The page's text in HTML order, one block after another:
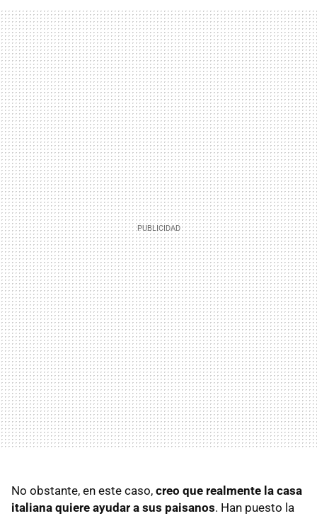
No obstante, en este caso, creo que realmente la casa
italiana quiere ayudar a sus paisanos. Han puesto la